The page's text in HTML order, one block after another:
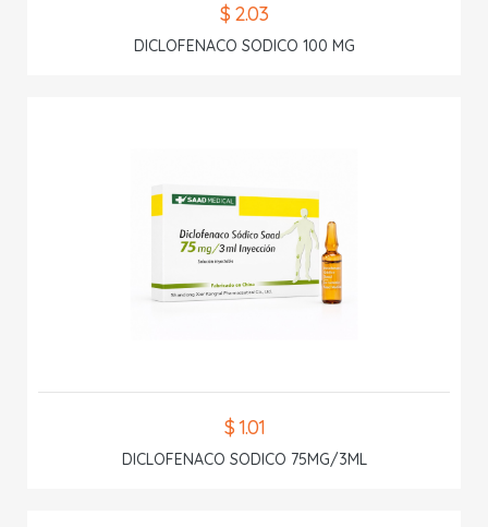
$ 2.03
DICLOFENACO SODICO 100 MG
$ 1.01
DICLOFENACO SODICO 75MG/3ML